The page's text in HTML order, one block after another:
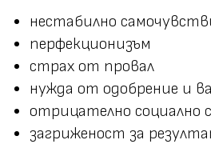
нестабилно
перфекционизъм
страх от провал
нужда от одобрение и
отрицателно социално
загриженост за